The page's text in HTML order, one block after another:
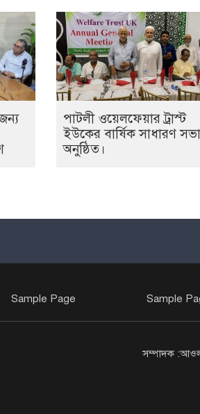
পাটলী ওয়েলফেয়ার ট্রাস্ট
ইউকের বার্ষিক সাধারণ সভা
অনুষ্ঠিত।
Sample Page Sample
সম্পাদক